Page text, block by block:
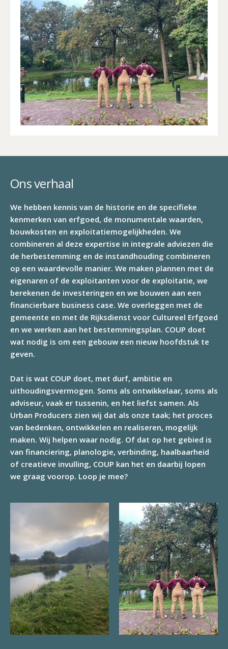
Ons verhaal
We hebben kennis van de historie en de specifieke
kenmerken van erfgoed, de monumentale waarden,
bouwkosten en exploitatiemogelijkheden. We
combineren al deze expertise in integrale adviezen die
de herbestemming en de instandhouding combineren
op een waardevolle manier. We maken plannen met de
eigenaren of de exploitanten voor de exploitatie, we
berekenen de investeringen en we bouwen aan een
financierbare business case. We overleggen met de
gemeente en met de Rijksdienst voor Cultureel Erfgoed
en we werken aan het bestemmingsplan. COUP doet
wat nodig is om een gebouw een nieuw hoofdstuk te
geven.
Dat is wat COUP doet, met durf, ambitie en
uithoudingsvermogen. Soms als ontwikkelaar, soms als
adviseur, vaak er tussenin, en het liefst samen. Als
Urban Producers zien wij dat als onze taak; het proces
van bedenken, ontwikkelen en realiseren, mogelijk
maken. Wij helpen waar nodig. Of dat op het gebied is
van financiering, planologie, verbinding, haalbaarheid
of creatieve invulling, COUP kan het en daarbij lopen
we graag voorop. Loop je mee?